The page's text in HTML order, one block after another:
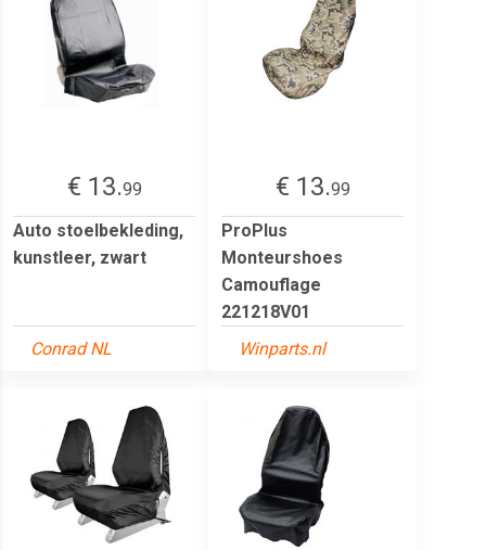
€ 13.99
Auto stoelbekleding,
kunstleer, zwart
Conrad NL
€ 13.99
ProPlus
Monteurshoes
Camouflage
221218V01
Winparts.nl